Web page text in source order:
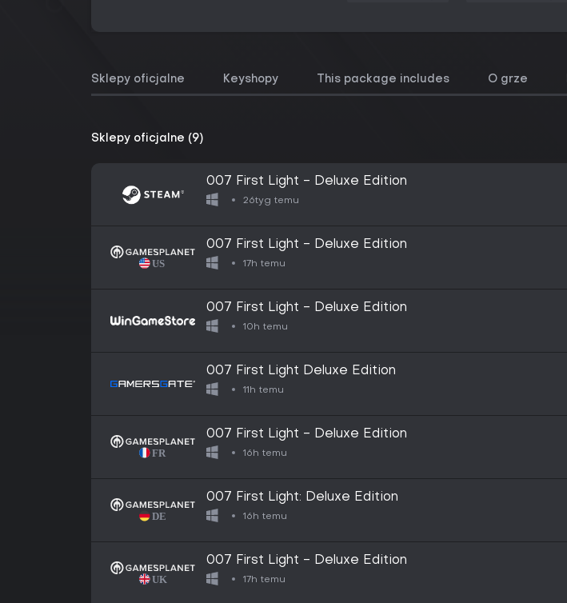
Sklepy oficjalne Keyshopy This package includes O grze
Sklepy oficjalne (9)
007 First Light - Deluxe Edition
26tyg temu
007 First Light - Deluxe Edition
17h temu
007 First Light - Deluxe Edition
10h temu
007 First Light Deluxe Edition
11h temu
007 First Light - Deluxe Edition
16h temu
007 First Light: Deluxe Edition
16h temu
007 First Light - Deluxe Edition
17h temu